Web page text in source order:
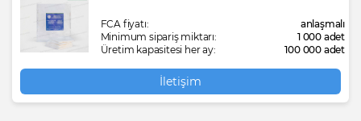
FCA fiyatı:
anlaşmalı
Minimum sipariş miktarı:
1 000 adet
Üretim kapasitesi her ay:
100 000 adet
İletişim